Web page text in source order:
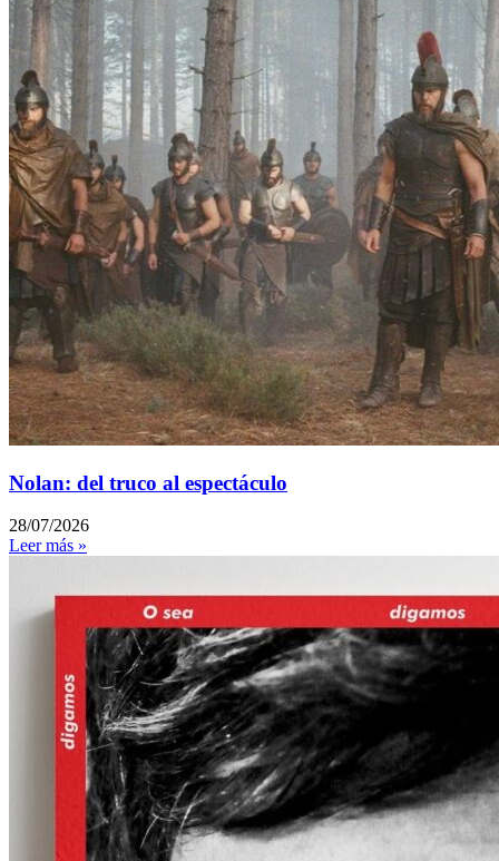
Nolan: del truco al espectáculo
28/07/2026
Leer más »